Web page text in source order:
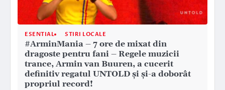
ESENTIAL STIRI LOCALE
#ArminMania – 7 ore de mixat din
dragoste pentru fani – Regele muzicii
trance, Armin van Buuren, a cucerit
definitiv regatul UNTOLD şi şi-a doborât
propriul record!